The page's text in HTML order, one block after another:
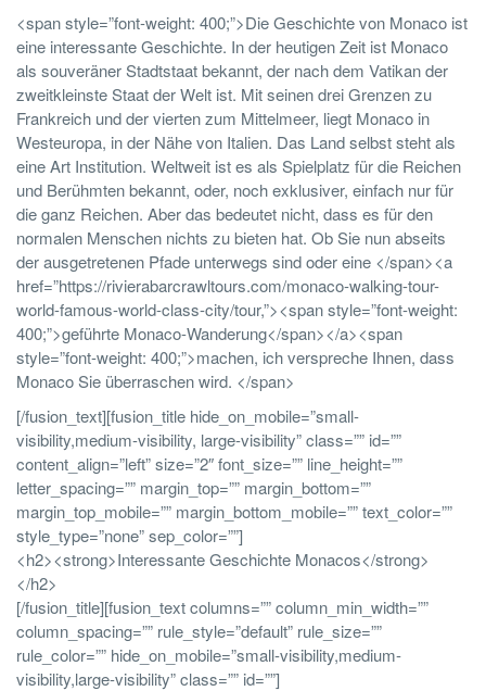
<span style=”font-weight: 400;”>Die Geschichte von Monaco ist
eine interessante Geschichte. In der heutigen Zeit ist Monaco
als souveräner Stadtstaat bekannt, der nach dem Vatikan der
zweitkleinste Staat der Welt ist. Mit seinen drei Grenzen zu
Frankreich und der vierten zum Mittelmeer, liegt Monaco in
Westeuropa, in der Nähe von Italien. Das Land selbst steht als
eine Art Institution. Weltweit ist es als Spielplatz für die Reichen
und Berühmten bekannt, oder, noch exklusiver, einfach nur für
die ganz Reichen. Aber das bedeutet nicht, dass es für den
normalen Menschen nichts zu bieten hat. Ob Sie nun abseits
der ausgetretenen Pfade unterwegs sind oder eine </span><a
href=”https://rivierabarcrawltours.com/monaco-walking-tour-
world-famous-world-class-city/tour,”><span style=”font-weight:
400;”>geführte Monaco-Wanderung</span></a><span
style=”font-weight: 400;”>machen, ich verspreche Ihnen, dass
Monaco Sie überraschen wird. </span>
[/fusion_text][fusion_title hide_on_mobile=”small-
visibility,medium-visibility, large-visibility” class=”” id=””
content_align=”left” size=”2″ font_size=”” line_height=””
letter_spacing=”” margin_top=”” margin_bottom=””
margin_top_mobile=”” margin_bottom_mobile=”” text_color=””
style_type=”none” sep_color=””]
<h2><strong>Interessante Geschichte Monacos</strong>
</h2>
[/fusion_title][fusion_text columns=”” column_min_width=””
column_spacing=”” rule_style=”default” rule_size=””
rule_color=”” hide_on_mobile=”small-visibility,medium-
visibility,large-visibility” class=”” id=””]